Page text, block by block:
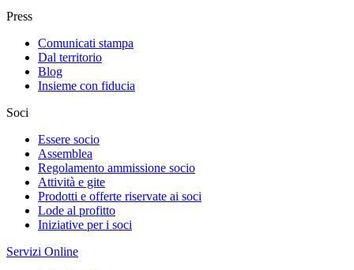
Press
Comunicati stampa
Dal territorio
Blog
Insieme con fiducia
Soci
Essere socio
Assemblea
Regolamento ammissione socio
Attività e gite
Prodotti e offerte riservate ai soci
Lode al profitto
Iniziative per i soci
Servizi Online